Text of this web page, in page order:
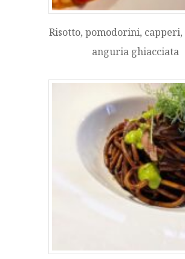
Risotto, pomodorini, capperi,
anguria ghiacciata